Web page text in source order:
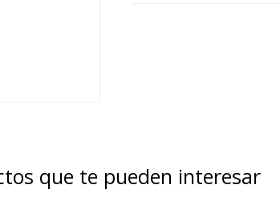
que te pueden interesar